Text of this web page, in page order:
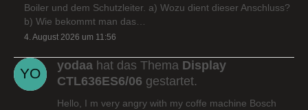
Boiler und dem Schutzleiter. a) Wozu dient dieser Anschluss?
b) Wie bekommt man das…
4. August 2026 um 11:56
yodaa hat das Thema Display
CTL636ES6/06 gestartet.
Hello, I m very angry with my coffe machine Bosch